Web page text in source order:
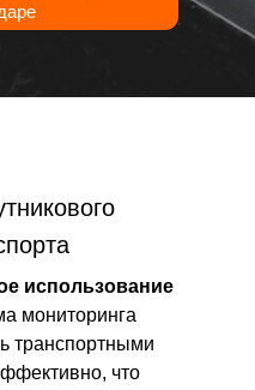
использование
мониторинга
транспортными
что